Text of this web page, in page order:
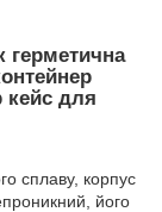
герметична
кейс для
сплаву, корпус
його